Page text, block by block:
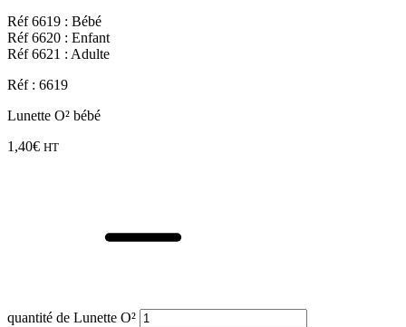
Réf 6619 : Bébé
Réf 6620 : Enfant
Réf 6621 : Adulte
Réf : 6619
Lunette O² bébé
1,40€ HT
quantité de Lunette O²